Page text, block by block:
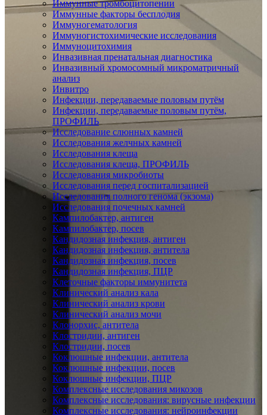
Иммунные тромбоцитопении
Иммунные факторы бесплодия
Иммуногематология
Иммуногистохимические исследования
Иммуноцитохимия
Инвазивная пренатальная диагностика
Инвазивный хромосомный микроматричный
анализ
Инвитро
Инфекции, передаваемые половым путём
Инфекции, передаваемые половым путём,
ПРОФИЛЬ
Исследование слюнных камней
Исследования желчных камней
Исследования клеща
Исследования клеща, ПРОФИЛЬ
Исследования микробиоты
Исследования перед госпитализацией
Исследования полного генома (экзома)
Исследования почечных камней
Кампилобактер, антиген
Кампилобактер, посев
Кандидозная инфекция, антиген
Кандидозная инфекция, антитела
Кандидозная инфекция, посев
Кандидозная инфекция, ПЦР
Клеточные факторы иммунитета
Клинический анализ кала
Клинический анализ крови
Клинический анализ мочи
Клонорхис, антитела
Клостридии, антиген
Клостридии, посев
Коклюшные инфекции, антитела
Коклюшные инфекции, посев
Коклюшные инфекции, ПЦР
Комплексные исследования микозов
Комплексные исследования: вирусные инфекции
Комплексные исследования: нейроинфекции